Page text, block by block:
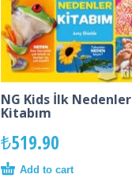
NG Kids İlk Nedenler
Kitabım
₺519.90
Add to cart